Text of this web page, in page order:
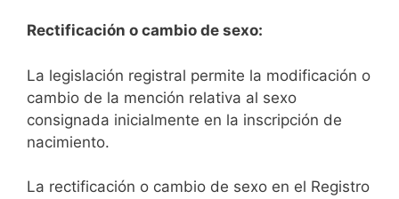
Rectificación o cambio de sexo:
La legislación registral permite la modificación o
cambio de la mención relativa al sexo
consignada inicialmente en la inscripción de
nacimiento.
La rectificación o cambio de sexo en el Registro